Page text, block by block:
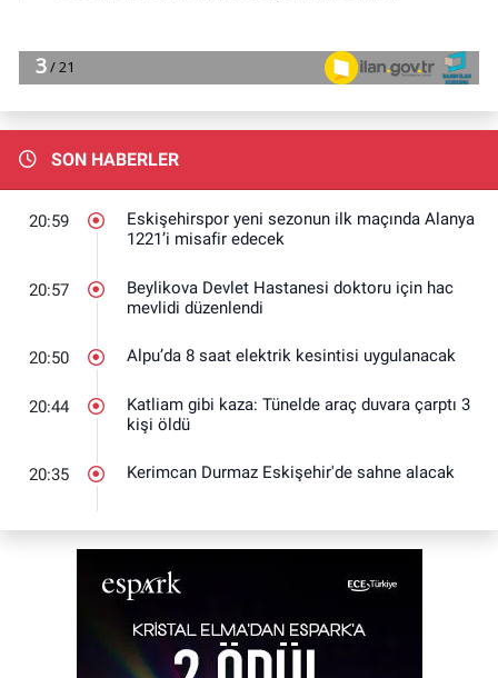
SON HABERLER
20:59
Eskişehirspor yeni sezonun ilk maçında Alanya
1221’i misafir edecek
20:57
Beylikova Devlet Hastanesi doktoru için hac
mevlidi düzenlendi
20:50 Alpu’da 8 saat elektrik kesintisi uygulanacak
20:44
Katliam gibi kaza: Tünelde araç duvara çarptı 3
kişi öldü
20:35 Kerimcan Durmaz Eskişehir'de sahne alacak